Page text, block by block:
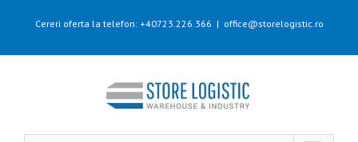
Cereri oferta la telefon: +40723.226.366 | office@storelogistic.ro